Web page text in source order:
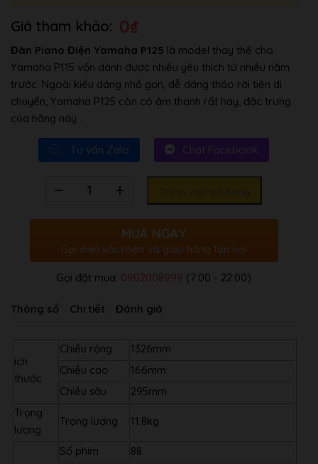
0₫
Đàn Piano Điện Yamaha P125 là model thay thế cho
Yamaha P115 vốn dành được nhiều yêu thích từ nhiều năm
trước. Ngoài kiểu dáng nhỏ gọn, dễ dáng tháo rời tiện di
chuyển, Yamaha P125 còn có âm thanh rất hay, đặc trưng
của hãng này. .
Tư vấn Zalo Chat Facebook
MUA NGAY
Gọi điện xác nhận và giao hàng tận nơi
Gọi đặt mua: 0902008999 (7:00 - 22:00)
Thông số Chi tiết Đánh giá
ích
thước
Chiều rộng
1326mm
Chiều cao
166mm
Chiều sâu
295mm
Trọng
lượng
Trọng lượng 11.8kg
Số phím 88